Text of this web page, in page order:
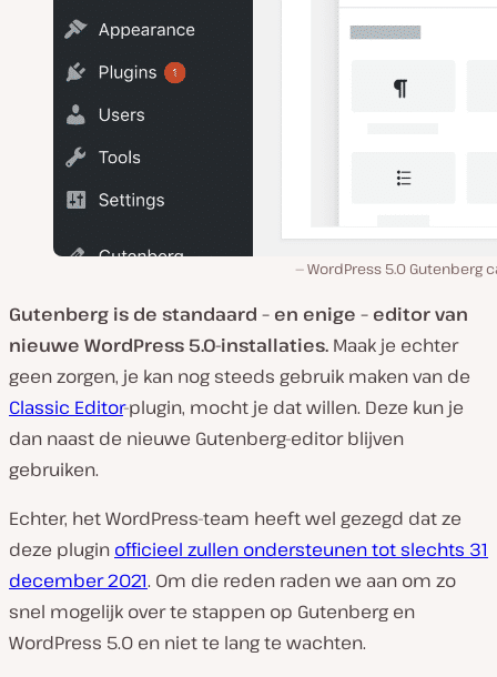
WordPress 5.0 Gutenberg
Gutenberg is de standaard – en enige – editor van
nieuwe WordPress 5.0-installaties. Maak je echter
geen zorgen, je kan nog steeds gebruik maken van de
Classic Editor-plugin, mocht je dat willen. Deze kun je
dan naast de nieuwe Gutenberg-editor blijven
gebruiken.
Echter, het WordPress-team heeft wel gezegd dat ze
deze plugin officieel zullen ondersteunen tot slechts 31
december 2021. Om die reden raden we aan om zo
snel mogelijk over te stappen op Gutenberg en
WordPress 5.0 en niet te lang te wachten.